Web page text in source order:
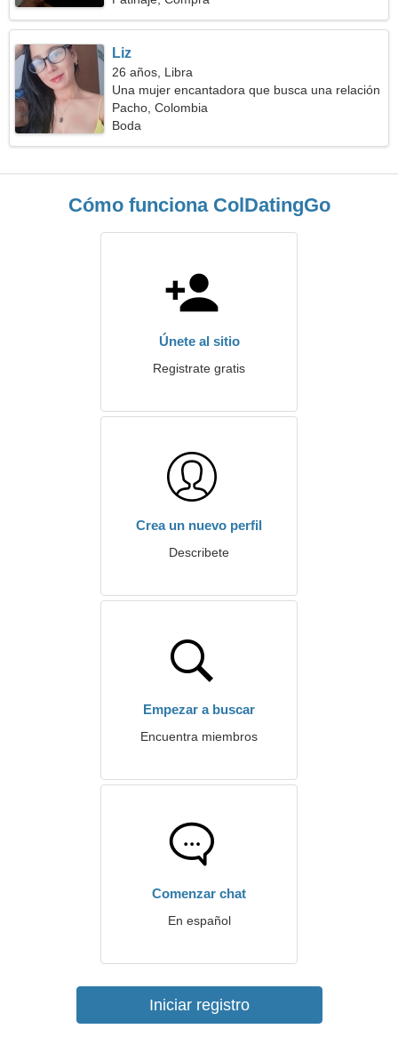
Liz
26 años, Libra
Una mujer encantadora que busca una relación
apasionada
Pacho, Colombia
Boda
Cómo funciona ColDatingGo
Únete al sitio
Registrate gratis
Crea un nuevo perfil
Describete
Empezar a buscar
Encuentra miembros
Comenzar chat
En español
Iniciar registro